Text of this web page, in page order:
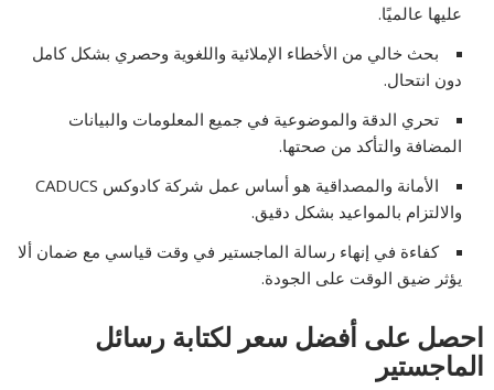
عليها عالميًا.
بحث خالي من الأخطاء الإملائية واللغوية وحصري بشكل كامل
دون انتحال.
تحري الدقة والموضوعية في جميع المعلومات والبيانات
المضافة والتأكد من صحتها.
الأمانة والمصداقية هو أساس عمل شركة كادوكس CADUCS
والالتزام بالمواعيد بشكل دقيق.
كفاءة في إنهاء رسالة الماجستير في وقت قياسي مع ضمان ألا
يؤثر ضيق الوقت على الجودة.
احصل على أفضل سعر لكتابة رسائل
الماجستير